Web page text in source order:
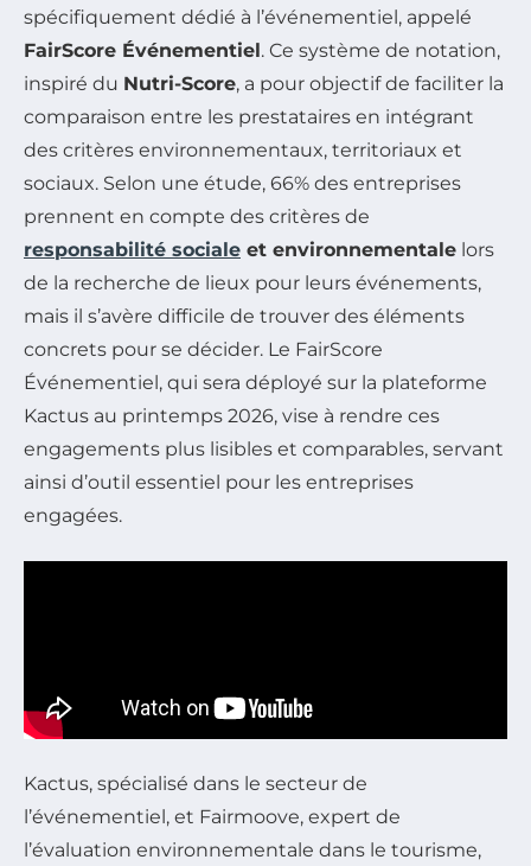
spécifiquement dédié à l’événementiel, appelé
FairScore Événementiel. Ce système de notation,
inspiré du Nutri-Score, a pour objectif de faciliter la
comparaison entre les prestataires en intégrant
des critères environnementaux, territoriaux et
sociaux. Selon une étude, 66% des entreprises
prennent en compte des critères de
responsabilité sociale et environnementale lors
de la recherche de lieux pour leurs événements,
mais il s’avère difficile de trouver des éléments
concrets pour se décider. Le FairScore
Événementiel, qui sera déployé sur la plateforme
Kactus au printemps 2026, vise à rendre ces
engagements plus lisibles et comparables, servant
ainsi d’outil essentiel pour les entreprises
engagées.
Kactus, spécialisé dans le secteur de
l’événementiel, et Fairmoove, expert de
l’évaluation environnementale dans le tourisme,